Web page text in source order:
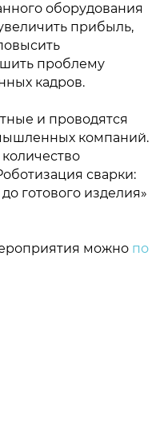
оборудования
прибыль,
проблему
кадров.
и проводятся
компаний.
сварки:
готового изделия»
можно по